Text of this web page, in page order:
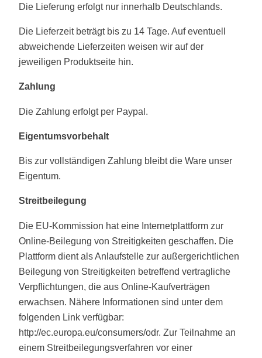
Die Lieferung erfolgt nur innerhalb Deutschlands.
Die Lieferzeit beträgt bis zu 14 Tage. Auf eventuell
abweichende Lieferzeiten weisen wir auf der
jeweiligen Produktseite hin.
Zahlung
Die Zahlung erfolgt per Paypal.
Eigentumsvorbehalt
Bis zur vollständigen Zahlung bleibt die Ware unser
Eigentum.
Streitbeilegung
Die EU-Kommission hat eine Internetplattform zur
Online-Beilegung von Streitigkeiten geschaffen. Die
Plattform dient als Anlaufstelle zur außergerichtlichen
Beilegung von Streitigkeiten betreffend vertragliche
Verpflichtungen, die aus Online-Kaufverträgen
erwachsen. Nähere Informationen sind unter dem
folgenden Link verfügbar:
http://ec.europa.eu/consumers/odr. Zur Teilnahme an
einem Streitbeilegungsverfahren vor einer